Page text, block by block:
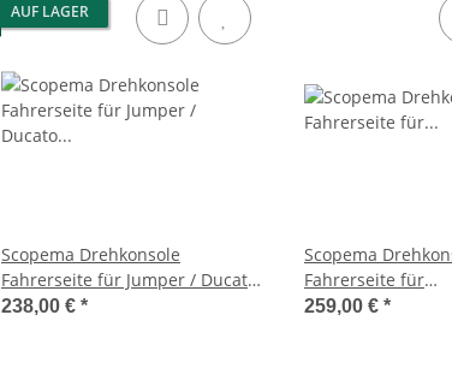
AUF LAGER
Scopema Drehkonsole
Fahrerseite für Jumper / Ducato
/ Boxer X250 - ab 2006 -
238,00 € *
Scopema
Fahrerseite für
Jumper/Boxer/
259,00 € *